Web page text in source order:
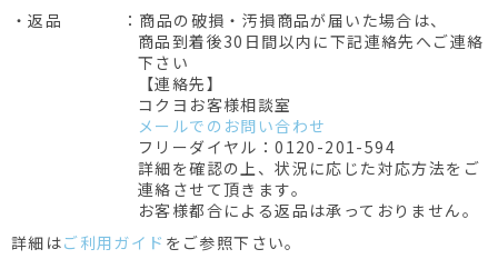
・返品
：商品の破損・汚損商品が届いた場合は、
商品到着後30日間以内に下記連絡先へご連絡
下さい
【連絡先】
コクヨお客様相談室
メールでのお問い合わせ
フリーダイヤル：0120-201-594
詳細を確認の上、状況に応じた対応方法をご
連絡させて頂きます。
お客様都合による返品は承っておりません。
詳細はご利用ガイド をご参照下さい。